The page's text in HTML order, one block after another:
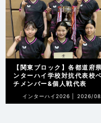
【関東ブロック】各都道府
ンターハイ学校対抗代表校
チメンバー&個人戦代表
インターハイ2026 | 2026/